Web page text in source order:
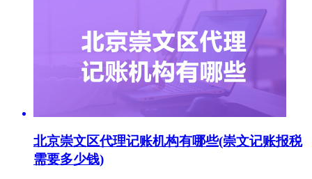
北京崇文区代理记账机构有哪些(崇文记账报税
需要多少钱)